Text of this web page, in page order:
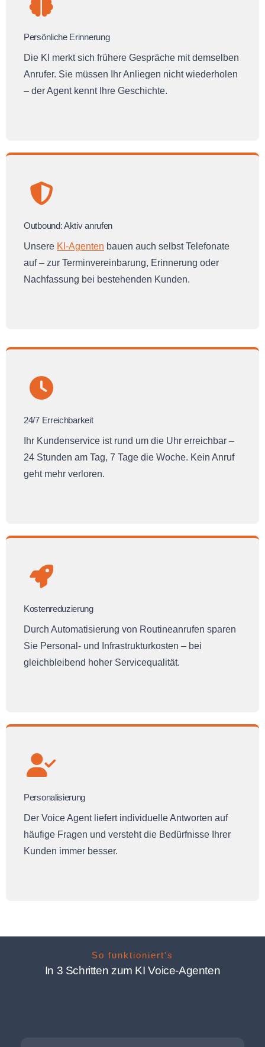
Persönliche Erinnerung
Die KI merkt sich frühere Gespräche mit demselben
Anrufer. Sie müssen Ihr Anliegen nicht wiederholen
– der Agent kennt Ihre Geschichte.
Outbound: Aktiv anrufen
Unsere KI-Agenten bauen auch selbst Telefonate
auf – zur Terminvereinbarung, Erinnerung oder
Nachfassung bei bestehenden Kunden.
24/7 Erreichbarkeit
Ihr Kundenservice ist rund um die Uhr erreichbar –
24 Stunden am Tag, 7 Tage die Woche. Kein Anruf
geht mehr verloren.
Kostenreduzierung
Durch Automatisierung von Routineanrufen sparen
Sie Personal- und Infrastrukturkosten – bei
gleichbleibend hoher Servicequalität.
Personalisierung
Der Voice Agent liefert individuelle Antworten auf
häufige Fragen und versteht die Bedürfnisse Ihrer
Kunden immer besser.
So funktioniert's
In 3 Schritten zum KI Voice-Agenten